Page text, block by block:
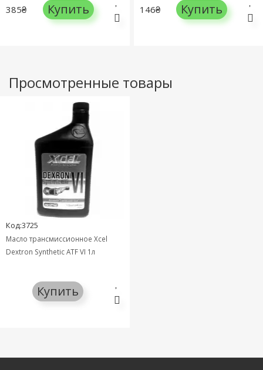
385₴ Купить 146₴ Купить
Просмотренные товары
Код:3725
Масло трансмиссионное Xcel
Dextron Synthetic ATF VI 1л
Купить